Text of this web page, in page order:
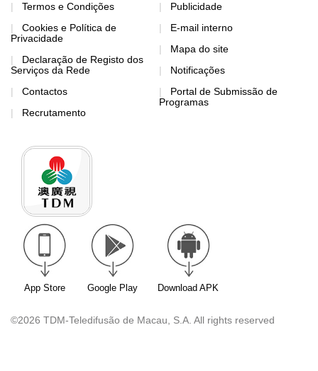
Termos e Condições
Cookies e Política de
Privacidade
Declaração de Registo dos
Serviços da Rede
Contactos
Recrutamento
Publicidade
E-mail interno
Mapa do site
Notificações
Portal de Submissão de
Programas
App Store Google Play Download APK
©2026 TDM-Teledifusão de Macau, S.A. All rights reserved